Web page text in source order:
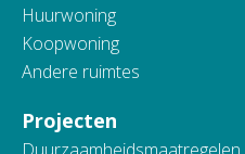
Huurwoning
Koopwoning
Andere ruimtes
Projecten
Duurzaamheidsmaatregelen